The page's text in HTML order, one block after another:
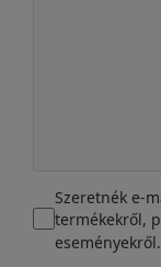
Szeretnék e-
termékekről,
eseményekről.